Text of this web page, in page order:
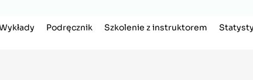
Podręcznik Szkolenie z instruktorem